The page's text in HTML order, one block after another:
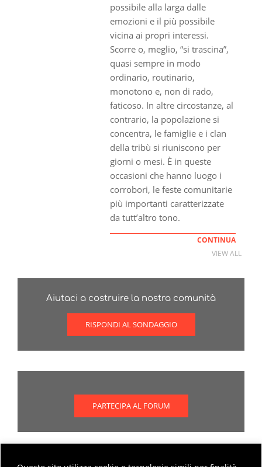
possibile alla larga dalle
emozioni e il più possibile
vicina ai propri interessi.
Scorre o, meglio, “si trascina”,
quasi sempre in modo
ordinario, routinario,
monotono e, non di rado,
faticoso. In altre circostanze, al
contrario, la popolazione si
concentra, le famiglie e i clan
della tribù si riuniscono per
giorni o mesi. È in queste
occasioni che hanno luogo i
corrobori, le feste comunitarie
più importanti caratterizzate
da tutt’altro tono.
CONTINUA
VIEW ALL
Aiutaci a costruire la nostra comunità
RISPONDI AL SONDAGGIO
PARTECIPA AL FORUM